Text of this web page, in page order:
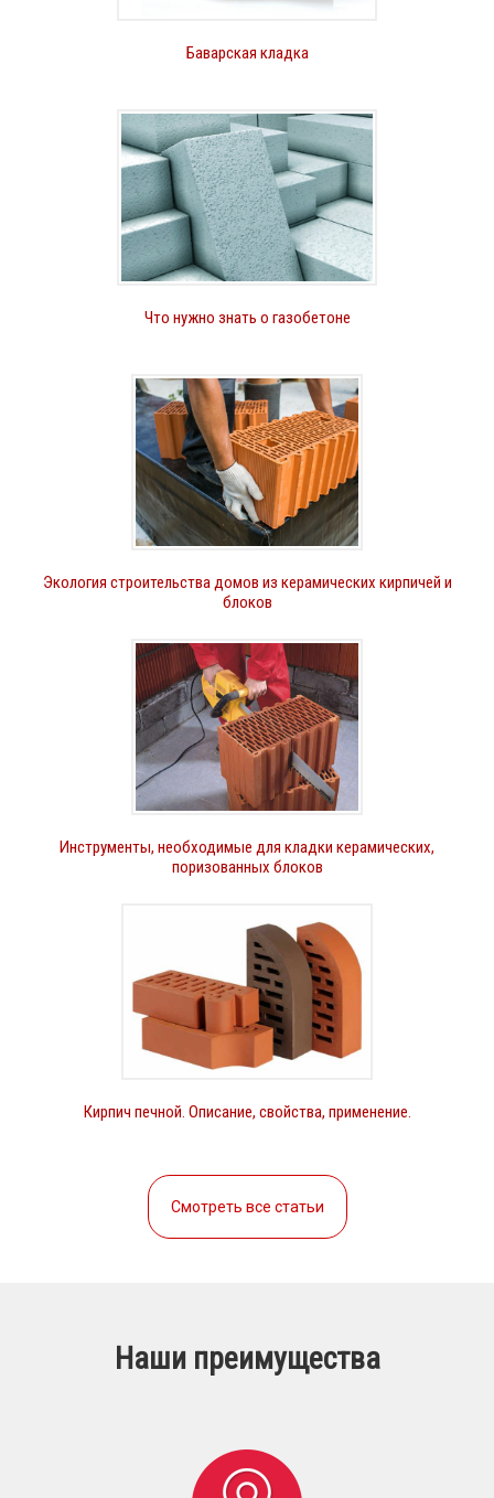
Баварская кладка
Что нужно знать о газобетоне
Экология строительства домов из керамических кирпичей и
блоков
Инструменты, необходимые для кладки керамических,
поризованных блоков
Кирпич печной. Описание, свойства, применение.
Смотреть все статьи
Наши преимущества